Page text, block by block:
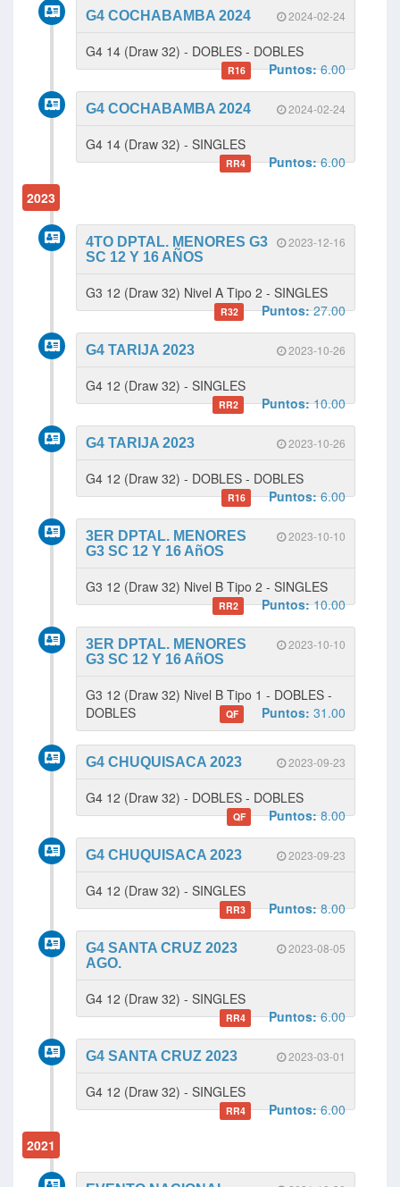
2024-02-24
G4 COCHABAMBA 2024
G4 14 (Draw 32) - DOBLES - DOBLES
R16 Puntos:6.00
2024-02-24
G4 COCHABAMBA 2024
G4 14 (Draw 32) - SINGLES
RR4 Puntos:6.00
2023
2023-12-16
4TO DPTAL. MENORES G3
SC 12 Y 16 AÑOS
G3 12 (Draw 32) Nivel A Tipo 2 - SINGLES
R32 Puntos:27.00
2023-10-26
G4 TARIJA 2023
G4 12 (Draw 32) - SINGLES
RR2 Puntos:10.00
2023-10-26
G4 TARIJA 2023
G4 12 (Draw 32) - DOBLES - DOBLES
R16 Puntos:6.00
2023-10-10
3ER DPTAL. MENORES
G3 SC 12 Y 16 AñOS
G3 12 (Draw 32) Nivel B Tipo 2 - SINGLES
RR2 Puntos:10.00
2023-10-10
3ER DPTAL. MENORES
G3 SC 12 Y 16 AñOS
G3 12 (Draw 32) Nivel B Tipo 1 - DOBLES -
DOBLES
QF Puntos: 31.00
2023-09-23
G4 CHUQUISACA 2023
G4 12 (Draw 32) - DOBLES - DOBLES
QF Puntos:8.00
2023-09-23
G4 CHUQUISACA 2023
G4 12 (Draw 32) - SINGLES
RR3 Puntos:8.00
2023-08-05
G4 SANTA CRUZ 2023
AGO.
G4 12 (Draw 32) - SINGLES
RR4 Puntos:6.00
2023-03-01
G4 SANTA CRUZ 2023
G4 12 (Draw 32) - SINGLES
RR4 Puntos:6.00
2021